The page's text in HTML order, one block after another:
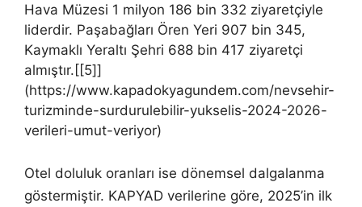
Hava Müzesi 1 milyon 186 bin 332 ziyaretçiyle
liderdir. Paşabağları Ören Yeri 907 bin 345,
Kaymaklı Yeraltı Şehri 688 bin 417 ziyaretçi
almıştır.[[5]]
(https://www.kapadokyagundem.com/nevsehir-
turizminde-surdurulebilir-yukselis-2024-2026-
verileri-umut-veriyor)
Otel doluluk oranları ise dönemsel dalgalanma
göstermiştir. KAPYAD verilerine göre, 2025’in ilk